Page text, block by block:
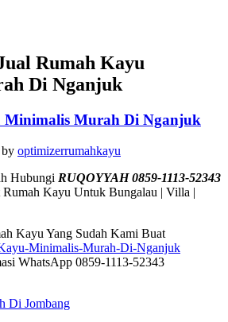
Rumah Kayu
Di Nganjuk
Minimalis Murah Di Nganjuk
by optimizerrumahkayu
Hubungi RUQOYYAH 0859-1113-52343
Rumah Kayu Untuk Bungalau | Villa |
Kayu Yang Sudah Kami Buat
WhatsApp 0859-1113-52343
Di Jombang